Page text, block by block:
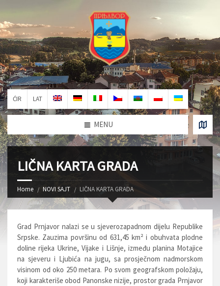
ĆIR LAT
MENU
LIČNA KARTA GRADA
Home NOVI SAJT LIČNA KARTA GRADA
Grad Prnjavor nalazi se u sjeverozapadnom dijelu Republike
Srpske. Zauzima površinu od 631,45 km² i obuhvata plodne
doline rijeka Ukrine, Vijake i Lišnje, između planina Motajice
na sjeveru i Ljubića na jugu, sa prosječnom nadmorskom
visinom od oko 250 metara. Po svom geografskom položaju,
koji karakteriše obod Panonske nizije, prostor grada Prnjavor